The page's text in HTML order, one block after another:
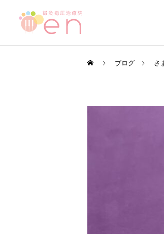
ブログ さ